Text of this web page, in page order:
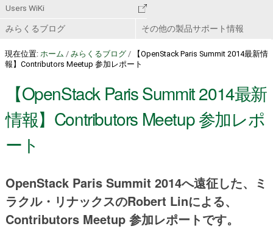
Users WiKi
みらくるブログ その他の製品サポート情報
現在位置: ホーム / みらくるブログ /
【OpenStack Paris Summit 2014最新情
報】Contributors Meetup 参加レポート
【OpenStack Paris Summit 2014最新
情報】Contributors Meetup 参加レポ
ート
OpenStack Paris Summit 2014へ遠征した、ミ
ラクル・リナックスのRobert Linによる、
Contributors Meetup 参加レポートです。